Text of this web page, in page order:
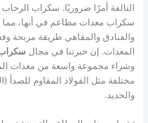
التالفة أمرًا ضروريًا. سكراب
سكراب معدات مطاعم في أبها،
والفنادق والمقاهي طريقة مربحة
المعدات. إن خبرتنا في مجال سكراب
وشراء مجموعة واسعة من معدات
مختلفة مثل الفولاذ المقاوم للصدأ
والحديد.